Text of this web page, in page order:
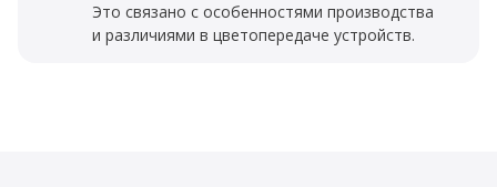
Это связано с особенностями производства
и различиями в цветопередаче устройств.